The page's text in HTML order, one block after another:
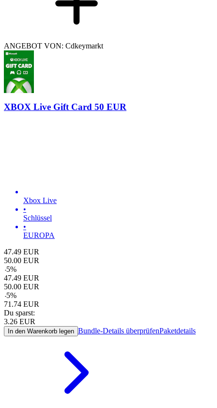
ANGEBOT VON: Cdkeymarkt
XBOX Live Gift Card 50 EUR
Xbox Live
•
Schlüssel
•
EUROPA
47.49 EUR
50.00 EUR
-5%
47.49 EUR
50.00 EUR
-5%
71.74 EUR
Du sparst:
3.26 EUR
In den Warenkorb legen Bundle-Details überprüfenPaketdetails